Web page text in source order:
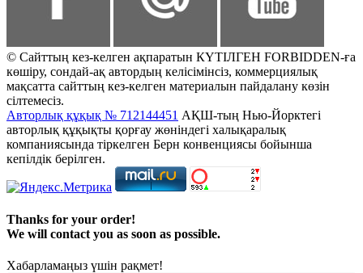
© Сайттың кез-келген ақпаратын КҮТІЛГЕН FORBIDDEN-ға
көшіру, сондай-ақ автордың келісімінсіз, коммерциялық
мақсатта сайттың кез-келген материалын пайдалану көзін
сілтемесіз.
Авторлық құқық № 712144451 АҚШ-тың Нью-Йорктегі
авторлық құқықты қорғау жөніндегі халықаралық
компаниясында тіркелген Берн конвенциясы бойынша
кепілдік берілген.
Thanks for your order!
We will contact you as soon as possible.
Хабарламаңыз үшін рақмет!